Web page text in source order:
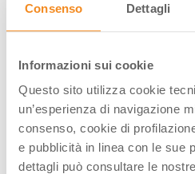
Consenso Dettagli
Informazioni sui cookie
Questo sito utilizza cookie
un’esperienza di navigazione
consenso, cookie di
e pubblicità in linea con le sue
dettagli può consultare le
Le attività sono sospese fino al
in atto per contrastare il
All activities are suspended
19 in the best way possible.